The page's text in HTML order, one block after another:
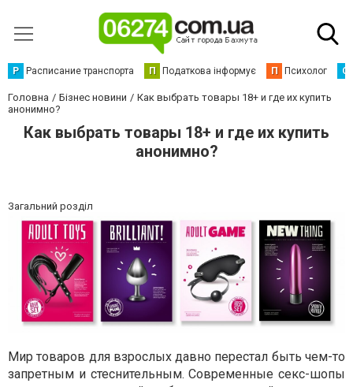
Р Расписание транспорта П Податкова інформує П Психолог С
Головна Бізнес новини
Как выбрать товары 18+ и где их купить
анонимно?
Как выбрать товары 18+ и где их купить
анонимно?
Загальний розділ
Мир товаров для взрослых давно перестал быть чем-то
запретным и стеснительным. Современные секс-шопы